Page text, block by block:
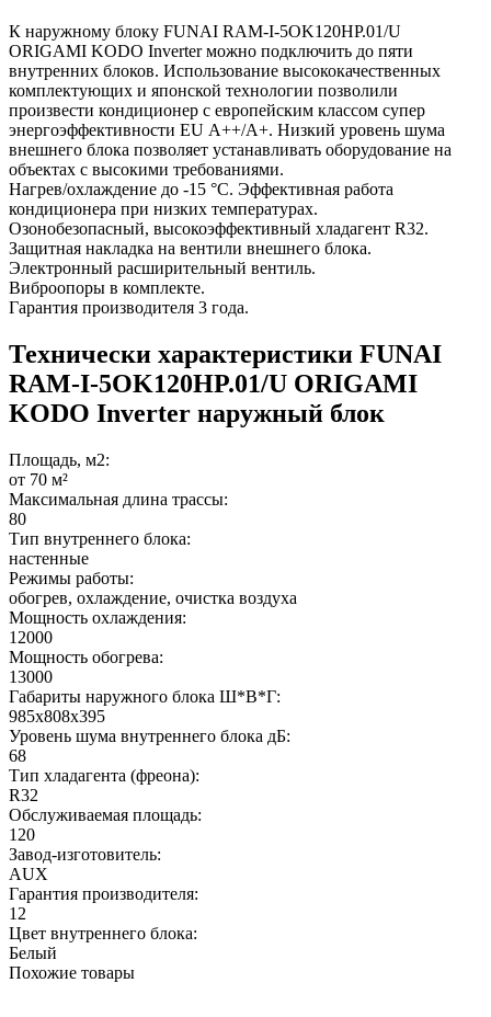
К наружному блоку FUNAI RAM-I-5OK120HP.01/U
ORIGAMI KODO Inverter можно подключить до пяти
внутренних блоков. Использование высококачественных
комплектующих и японской технологии позволили
произвести кондиционер с европейским классом супер
энергоэффективности EU А++/А+. Низкий уровень шума
внешнего блока позволяет устанавливать оборудование на
объектах с высокими требованиями.
Нагрев/охлаждение до -15 °С. Эффективная работа
кондиционера при низких температурах.
Озонобезопасный, высокоэффективный хладагент R32.
Защитная накладка на вентили внешнего блока.
Электронный расширительный вентиль.
Виброопоры в комплекте.
Гарантия производителя 3 года.
Технически характеристики FUNAI
RAM-I-5OK120HP.01/U ORIGAMI
KODO Inverter наружный блок
Площадь, м2:
от 70 м²
Максимальная длина трассы:
80
Тип внутреннего блока:
настенные
Режимы работы:
обогрев, охлаждение, очистка воздуха
Мощность охлаждения:
12000
Мощность обогрева:
13000
Габариты наружного блока Ш*В*Г:
985x808x395
Уровень шума внутреннего блока дБ:
68
Тип хладагента (фреона):
R32
Обслуживаемая площадь:
120
Завод-изготовитель:
AUX
Гарантия производителя:
12
Цвет внутреннего блока:
Белый
Похожие товары